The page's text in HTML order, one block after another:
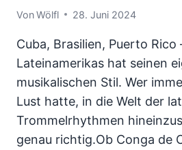
VonWölfl 28. Juni 2024
Cuba, Brasilien, Puerto Rico
Lateinamerikas hat seinen
musikalischen Stil. Wer
Lust hatte, in die Welt der
Trommelrhythmen
genau richtig.Ob Conga de